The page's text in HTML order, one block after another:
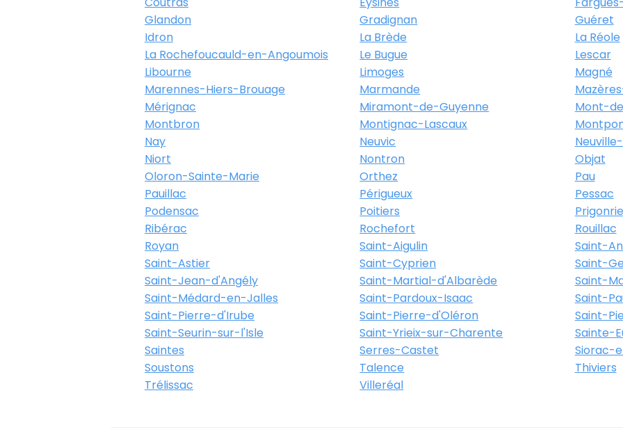
Glandon
Gradignan
Guéret
Idron
La Brède
La Réole
La Rochefoucauld-en-Angoumois
Le Bugue
Lescar
Libourne
Limoges
Magné
Marennes-Hiers-Brouage
Marmande
Mérignac
Miramont-de-Guyenne
Mont-
Montbron
Montignac-Lascaux
Nay
Neuvic
Niort
Nontron
Objat
Oloron-Sainte-Marie
Orthez
Pau
Pauillac
Périgueux
Pessac
Podensac
Poitiers
Ribérac
Rochefort
Rouillac
Royan
Saint-Aigulin
Saint-
Saint-Astier
Saint-Cyprien
Saint-
Saint-Jean-d'Angély
Saint-Martial-d'Albarède
Saint-
Saint-Médard-en-Jalles
Saint-Pardoux-Isaac
Saint-
Saint-Pierre-d'Irube
Saint-Pierre-d'Oléron
Saint-
Saint-Seurin-sur-l'Isle
Saint-Yrieix-sur-Charente
Sainte-
Saintes
Serres-Castet
Siorac-
Soustons
Talence
Thiviers
Trélissac
Villeréal